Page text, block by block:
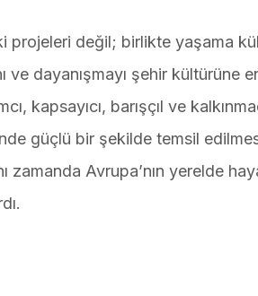
değil; birlikte yaşama
ve dayanışmayı şehir
kapsayıcı, barışçıl ve
güçlü bir şekilde temsil
zamanda Avrupa’nın yerelde